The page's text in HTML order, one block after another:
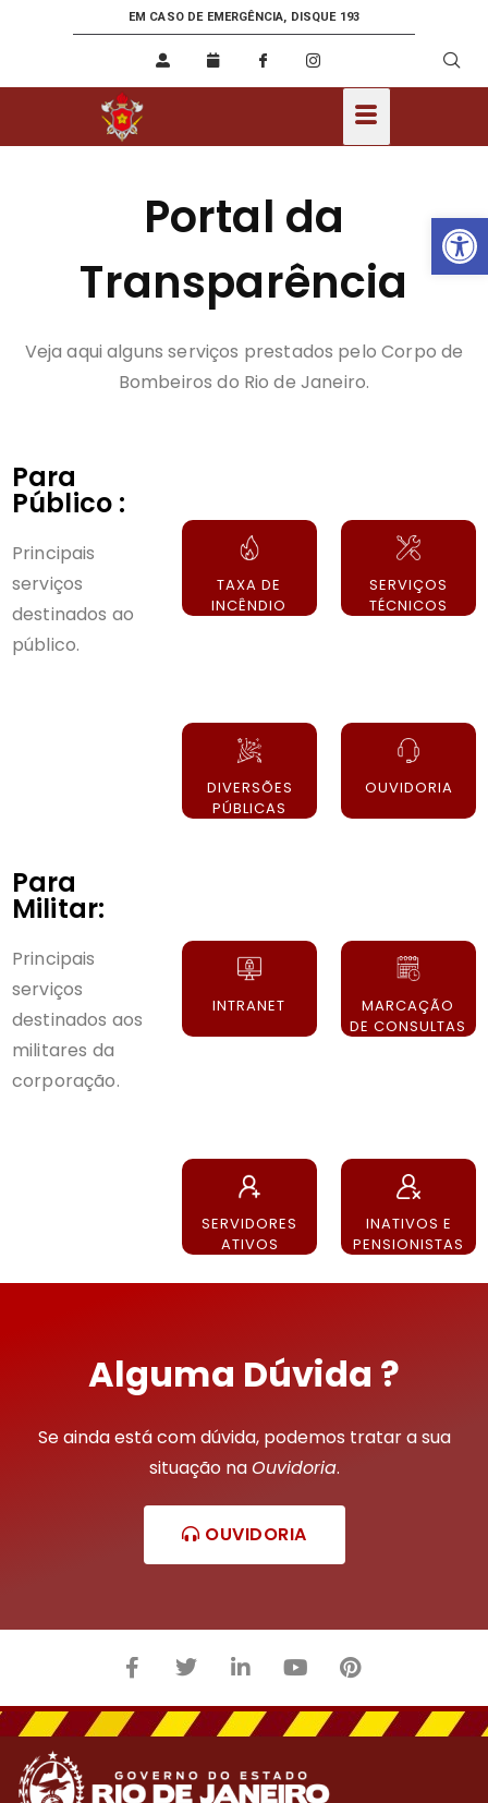
EM CASO DE EMERGÊNCIA, DISQUE 193
Portal da
Transparência
Veja aqui alguns serviços prestados pelo Corpo de
Bombeiros do Rio de Janeiro.
Para
Público :
Principais
serviços
destinados ao
público.
TAXA DE
INCÊNDIO
SERVIÇOS
TÉCNICOS
DIVERSÕES
PÚBLICAS
OUVIDORIA
Para
Militar:
Principais
serviços
destinados aos
militares da
corporação.
INTRANET
MARCAÇÃO
DE CONSULTAS
SERVIDORES
ATIVOS
INATIVOS E
PENSIONISTAS
Alguma Dúvida ?
Se ainda está com dúvida, podemos tratar a sua
situação naOuvidoria.
OUVIDORIA